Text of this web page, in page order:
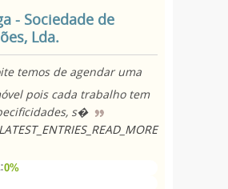
- Sociedade de
Lda.
temos de agendar uma
pois cada trabalho tem
s�
0%